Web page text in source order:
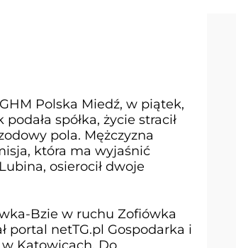
Polska Miedź, w piątek,
spółka, życie stracił
pola. Mężczyzna
która ma wyjaśnić
osierocił dwoje
Bzie w ruchu Zofiówka
portal netTG.pl Gospodarka i